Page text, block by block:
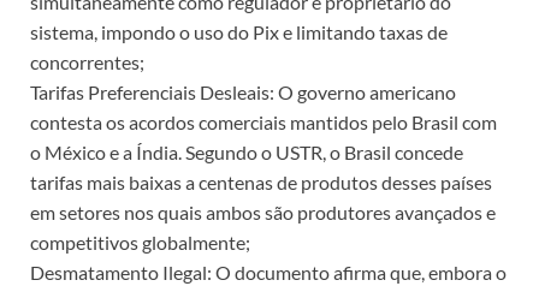
sistema, impondo o uso do Pix e limitando taxas de
concorrentes;
Tarifas Preferenciais Desleais: O governo americano
contesta os acordos comerciais mantidos pelo Brasil com
o México e a Índia. Segundo o USTR, o Brasil concede
tarifas mais baixas a centenas de produtos desses países
em setores nos quais ambos são produtores avançados e
competitivos globalmente;
Desmatamento Ilegal: O documento afirma que, embora o